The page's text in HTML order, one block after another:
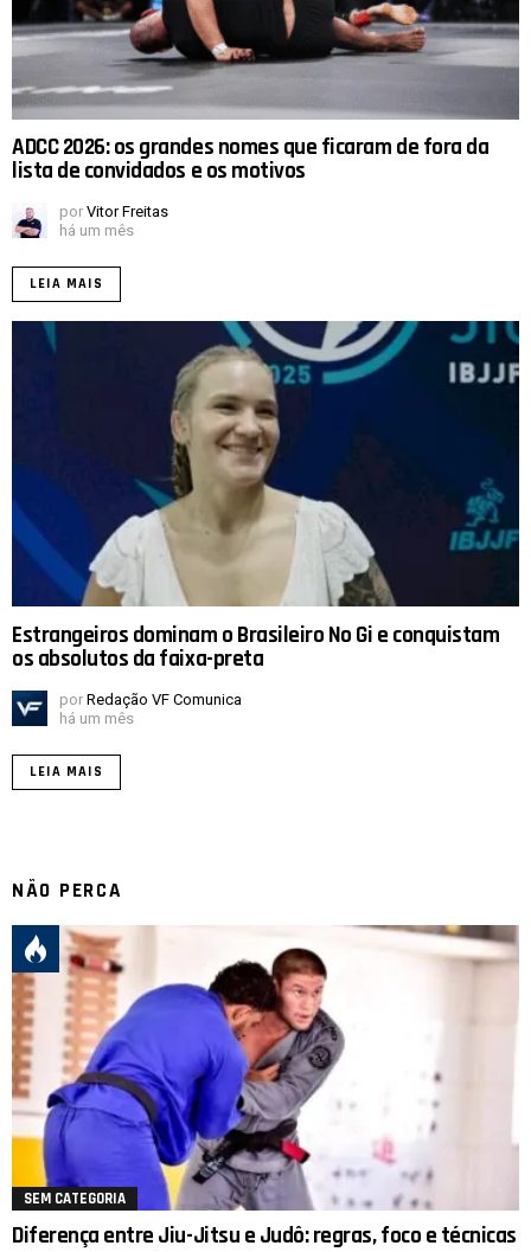
ADCC 2026: os grandes nomes que ficaram de fora da
lista de convidados e os motivos
por Vitor Freitas
há um mês
LEIA MAIS
Estrangeiros dominam o Brasileiro No Gi e conquistam
os absolutos da faixa-preta
por Redação VF Comunica
há um mês
LEIA MAIS
NÃO PERCA
SEM CATEGORIA
Diferença entre Jiu-Jitsu e Judô: regras, foco e técnicas